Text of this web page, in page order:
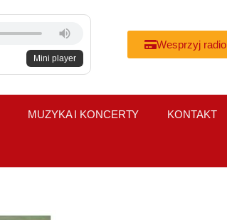
Mini player
Wesprzyj radio
MUZYKA I KONCERTY KONTAKT